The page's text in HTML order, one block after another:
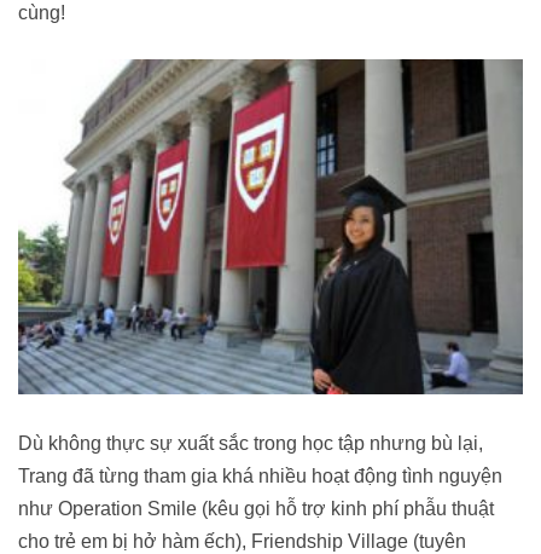
cùng!
Dù không thực sự xuất sắc trong học tập nhưng bù lại,
Trang đã từng tham gia khá nhiều hoạt động tình nguyện
như Operation Smile (kêu gọi hỗ trợ kinh phí phẫu thuật
cho trẻ em bị hở hàm ếch), Friendship Village (tuyên